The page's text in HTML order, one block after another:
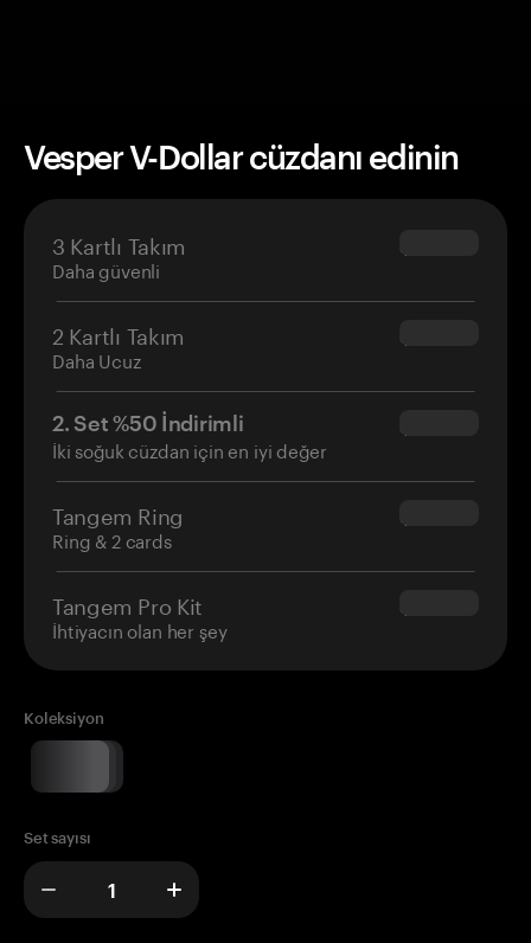
Vesper V-Dollar cüzdanı edinin
3 Kartlı Takım
Daha güvenli
$69.90
2 Kartlı Takım
Daha Ucuz
$54.90
2. Set %50 İndirimli
İki soğuk cüzdan için en iyi değer
$34.95
Tangem Ring
Ring & 2 cards
$160.00
Tangem Pro Kit
İhtiyacın olan her şey
$180.00
Koleksiyon
Set sayısı